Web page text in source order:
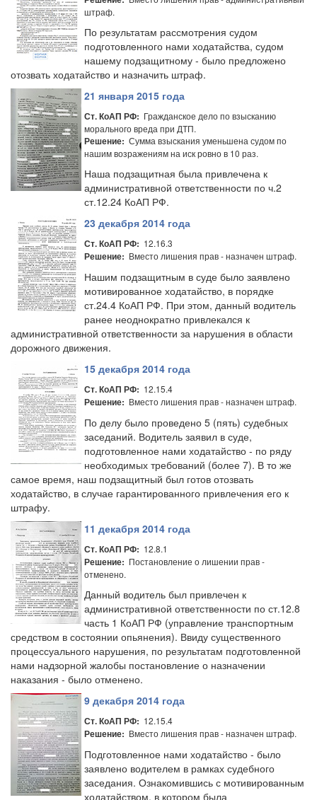
штраф.
По результатам рассмотрения судом
подготовленного нами ходатайства, судом
нашему подзащитному - было предложено
отозвать ходатайство и назначить штраф.
21 января 2015 года
Ст. КоАП РФ: Гражданское дело по взысканию
морального вреда при ДТП.
Решение: Сумма взыскания уменьшена судом по
нашим возражениям на иск ровно в 10 раз.
Наша подзащитная была привлечена к
административной ответственности по ч.2
ст.12.24 КоАП РФ.
23 декабря 2014 года
Ст. КоАП РФ: 12.16.3
Решение: Вместо лишения прав - назначен штраф.
Нашим подзащитным в суде было заявлено
мотивированное ходатайство, в порядке
ст.24.4 КоАП РФ. При этом, данный водитель
ранее неоднократно привлекался к
административной ответственности за нарушения в области
дорожного движения.
15 декабря 2014 года
Ст. КоАП РФ: 12.15.4
Решение: Вместо лишения прав - назначен штраф.
По делу было проведено 5 (пять) судебных
заседаний. Водитель заявил в суде,
подготовленное нами ходатайство - по ряду
необходимых требований (более 7). В то же
самое время, наш подзащитный был готов отозвать
ходатайство, в случае гарантированного привлечения его к
штрафу.
11 декабря 2014 года
Ст. КоАП РФ: 12.8.1
Решение: Постановление о лишении прав -
отменено.
Данный водитель был привлечен к
административной ответственности по ст.12.8
часть 1 КоАП РФ (управление транспортным
средством в состоянии опьянения). Ввиду существенного
процессуального нарушения, по результатам подготовленной
нами надзорной жалобы постановление о назначении
наказания - было отменено.
9 декабря 2014 года
Ст. КоАП РФ: 12.15.4
Решение: Вместо лишения прав - назначен штраф.
Подготовленное нами ходатайство - было
заявлено водителем в рамках судебного
заседания. Ознакомившись с мотивированным
ходатайством, в котором была